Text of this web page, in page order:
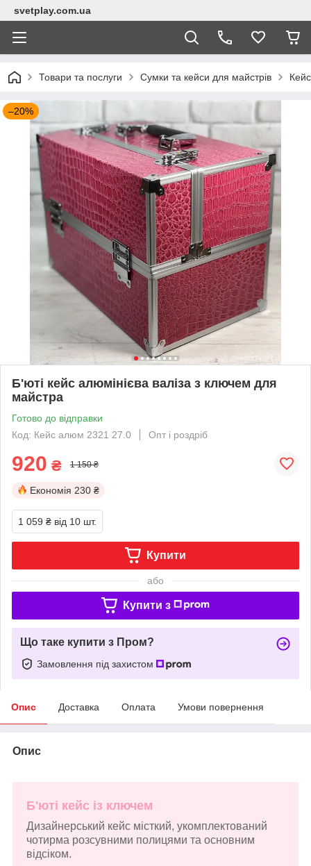
svetplay.com.ua
Товари та послуги Сумки та кейси для майстрів
–20%
Б'юті кейс алюмінієва валіза з ключем для
майстра
Готово до відправки
Код: Кейс алюм 2321 27.0
Опт і роздріб
920 ₴ 1 150 ₴
Економія 230 ₴
1 059 ₴ від 10 шт.
Купити
або
Купити з
Що таке купити з Пром?
Замовлення під захистом
Опис Доставка Оплата Умови повернення
Опис
Б'юті кейс із ключем
Дизайнерський кейс місткий, укомплектований
чотирма розсувними полицями та основним
відсіком.